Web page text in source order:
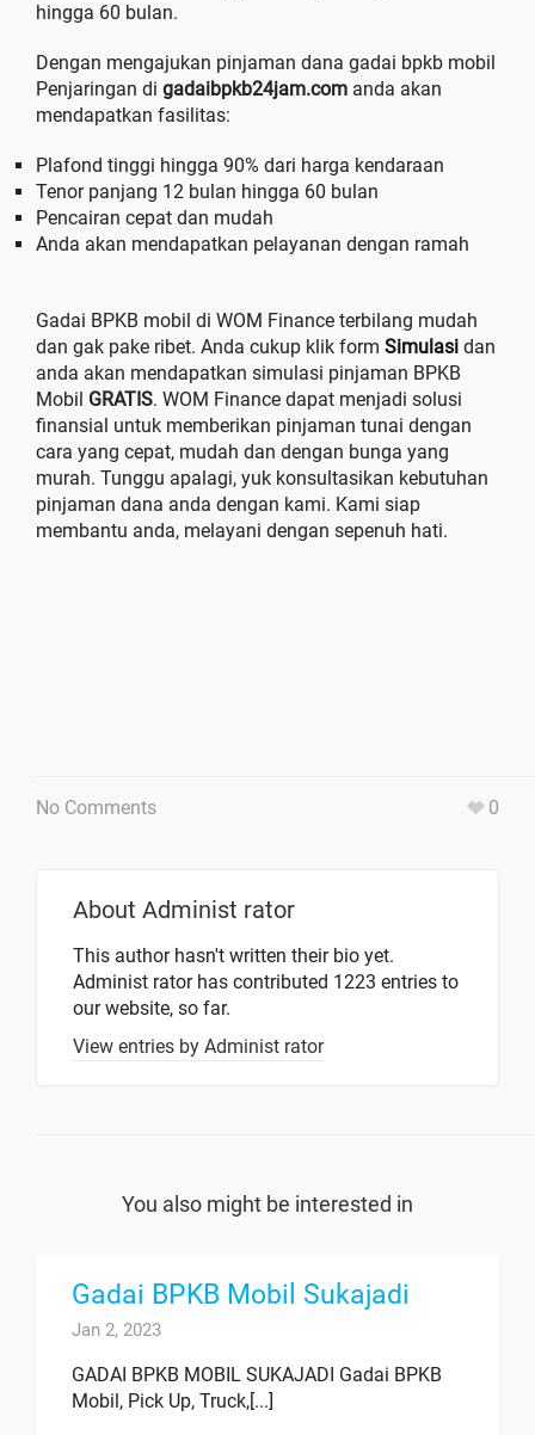
hingga 60 bulan.
Dengan mengajukan pinjaman dana gadai bpkb mobil
Penjaringan di gadaibpkb24jam.com anda akan
mendapatkan fasilitas:
Plafond tinggi hingga 90% dari harga kendaraan
Tenor panjang 12 bulan hingga 60 bulan
Pencairan cepat dan mudah
Anda akan mendapatkan pelayanan dengan ramah
Gadai BPKB mobil di WOM Finance terbilang mudah
dan gak pake ribet. Anda cukup klik form Simulasi dan
anda akan mendapatkan simulasi pinjaman BPKB
Mobil GRATIS. WOM Finance dapat menjadi solusi
finansial untuk memberikan pinjaman tunai dengan
cara yang cepat, mudah dan dengan bunga yang
murah. Tunggu apalagi, yuk konsultasikan kebutuhan
pinjaman dana anda dengan kami. Kami siap
membantu anda, melayani dengan sepenuh hati.
No Comments 0
About Administ rator
This author hasn't written their bio yet.
Administ ratorhas contributed 1223 entries to
our website, so far.
View entries by Administ rator
You also might be interested in
Gadai BPKB Mobil Sukajadi
Jan 2, 2023
GADAI BPKB MOBIL SUKAJADI Gadai BPKB
Mobil, Pick Up, Truck,[...]